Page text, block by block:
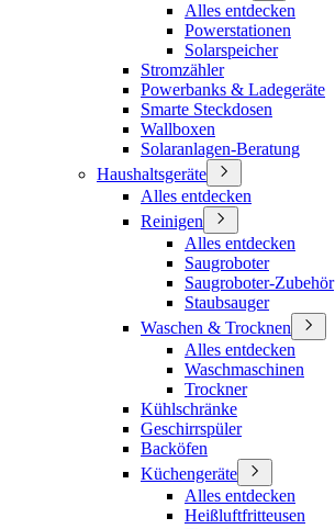
Alles entdecken
Powerstationen
Solarspeicher
Stromzähler
Powerbanks & Ladegeräte
Smarte Steckdosen
Wallboxen
Solaranlagen-Beratung
Haushaltsgeräte
Alles entdecken
Reinigen
Alles entdecken
Saugroboter
Saugroboter-Zubehör
Staubsauger
Waschen & Trocknen
Alles entdecken
Waschmaschinen
Trockner
Kühlschränke
Geschirrspüler
Backöfen
Küchengeräte
Alles entdecken
Heißluftfritteusen